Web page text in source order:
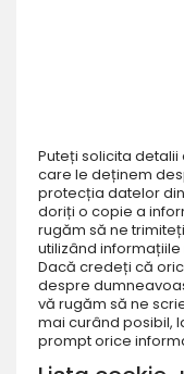
Puteți solicita
care le deținem
protecția datelor din
doriți o copie a
rugăm să ne
utilizând
Dacă credeți că
despre
vă rugăm să ne
mai curând posibil,
prompt orice